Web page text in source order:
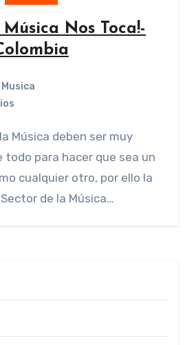
Nos Toca!-
Musica
para hacer que sea un
cualquier otro, por ello la
de la Música…